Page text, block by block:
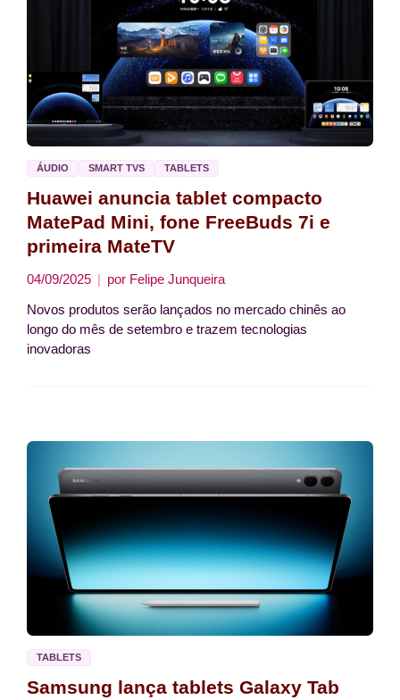
ÁUDIO SMART TVS TABLETS
Huawei anuncia tablet compacto
MatePad Mini, fone FreeBuds 7i e
primeira MateTV
04/09/2025 por Felipe Junqueira
Novos produtos serão lançados no mercado chinês ao
longo do mês de setembro e trazem tecnologias
inovadoras
TABLETS
Samsung lança tablets Galaxy Tab